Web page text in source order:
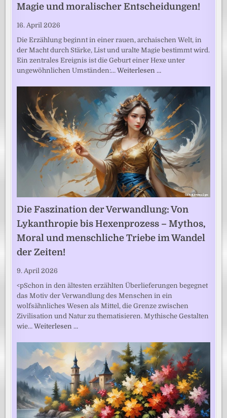
Magie und moralischer Entscheidungen!
16. April 2026
Die Erzählung beginnt in einer rauen, archaischen Welt, in
der Macht durch Stärke, List und uralte Magie bestimmt wird.
Ein zentrales Ereignis ist die Geburt einer Hexe unter
ungewöhnlichen Umständen:…Weiterlesen …
Die Faszination der Verwandlung: Von
Lykanthropie bis Hexenprozess – Mythos,
Moral und menschliche Triebe im Wandel
der Zeiten!
9. April 2026
<pSchon in den ältesten erzählten Überlieferungen begegnet
das Motiv der Verwandlung des Menschen in ein
wolfsähnliches Wesen als Mittel, die Grenze zwischen
Zivilisation und Natur zu thematisieren. Mythische Gestalten
wie…Weiterlesen …